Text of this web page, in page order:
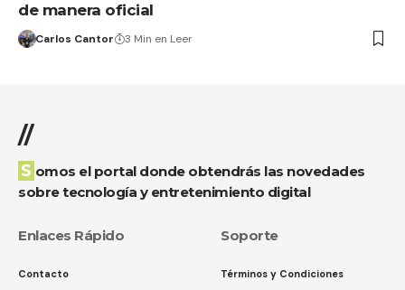
de manera oficial
Carlos Cantor 3 Min en Leer
//
Somos el portal donde obtendrás las novedades
sobre tecnología y entretenimiento digital
Enlaces Rápido
Contacto
Soporte
Términos y Condiciones